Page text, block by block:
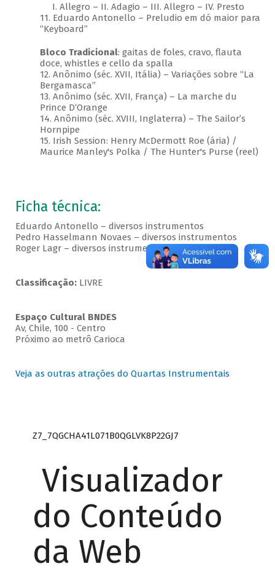
I. Allegro – II. Adagio – III. Allegro – IV. Presto
11. Eduardo Antonello – Preludio em dó maior para
“Keyboard”
Bloco Tradicional: gaitas de foles, cravo, flauta
doce, whistles e cello da spalla
12. Anônimo (séc. XVII, Itália) – Variações sobre “La
Bergamasca”
13. Anônimo (séc. XVII, França) – La marche du
Prince D’Orange
14. Anônimo (séc. XVIII, Inglaterra) – The Sailor’s
Hornpipe
15. Irish Session: Henry McDermott Roe (ária) /
Maurice Manley's Polka / The Hunter's Purse (reel)
Ficha técnica:
Eduardo Antonello – diversos instrumentos
Pedro Hasselmann Novaes – diversos instrumentos
Roger Lagr – diversos instrumentos
Classificação:LIVRE
Espaço Cultural BNDES
Av, Chile, 100 - Centro
Próximo ao metrô Carioca
Veja as outras atrações do Quartas Instrumentais
Z7_7QGCHA41L071B0QGLVK8P22GJ7
Visualizador
do Conteúdo
da Web